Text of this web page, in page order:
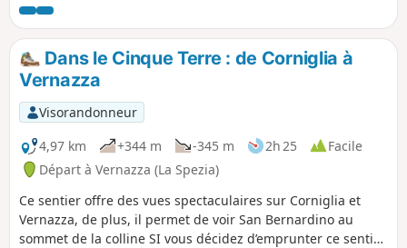
tableaux à chaque virage avec la mer en toile
de fond. Assez facile malgré une montée raide
au départ, il permet de s'imprégner avec
délectation de l'atmosphère des Cinque Terre !
(!) Remarque d'un utilisateur 30-09-2025 : le
sentier est payant ou compris dans le forfait du
train
Dans le Cinque Terre : de Corniglia à
Vernazza
Visorandonneur
4,97 km
+344 m -345 m 2h 25
Facile
Départ à Vernazza (La Spezia)
Ce sentier offre des vues spectaculaires sur Corniglia et
Vernazza, de plus, il permet de voir San Bernardino au
sommet de la colline SI vous décidez d’emprunter ce sentier,